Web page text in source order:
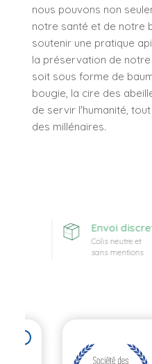
nous pouvons non
notre santé et de notre
soutenir une pratique
la préservation de
soit sous forme de
bougie, la cire des
de servir l'humanité,
des millénaires.
Envoi discret
Colis neutre et
sans mentions